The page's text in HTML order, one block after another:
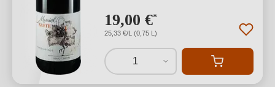
19,00 €*
25,33 €/L (0,75 L)
1